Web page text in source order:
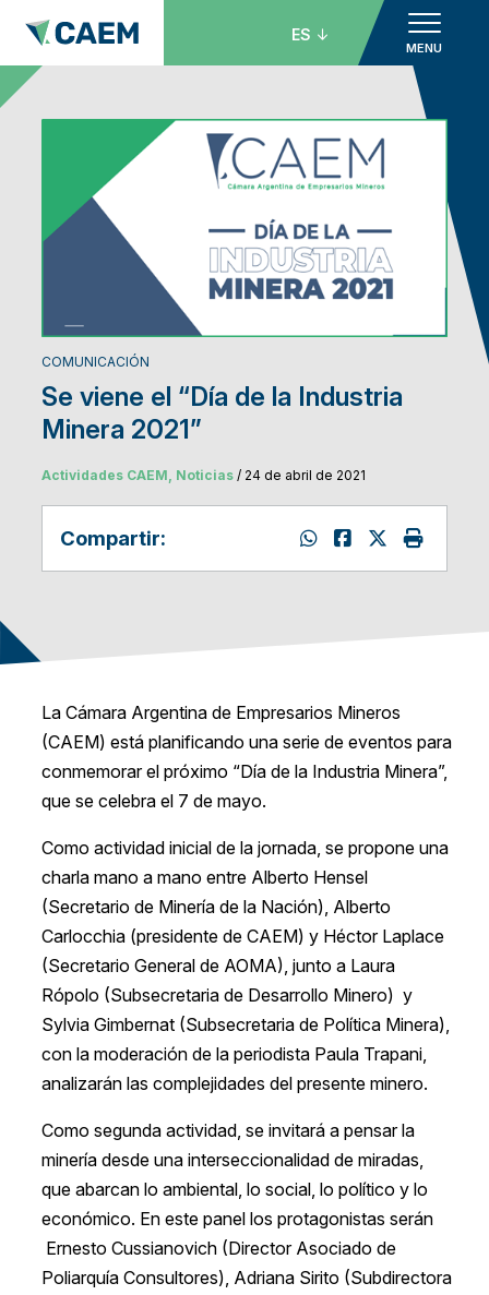
MENU
ES
COMUNICACIÓN
Se viene el “Día de la Industria
Minera 2021”
Actividades CAEM, Noticias/ 24 de abril de 2021
Compartir:
La Cámara Argentina de Empresarios Mineros
(CAEM) está planificando una serie de eventos para
conmemorar el próximo “Día de la Industria Minera”,
que se celebra el 7 de mayo.
Como actividad inicial de la jornada, se propone una
charla mano a mano entre Alberto Hensel
(Secretario de Minería de la Nación), Alberto
Carlocchia (presidente de CAEM) y Héctor Laplace
(Secretario General de AOMA), junto a Laura
Rópolo (Subsecretaria de Desarrollo Minero) y
Sylvia Gimbernat (Subsecretaria de Política Minera),
con la moderación de la periodista Paula Trapani,
analizarán las complejidades del presente minero.
Como segunda actividad, se invitará a pensar la
minería desde una interseccionalidad de miradas,
que abarcan lo ambiental, lo social, lo político y lo
económico. En este panel los protagonistas serán
Ernesto Cussianovich (Director Asociado de
Poliarquía Consultores), Adriana Sirito (Subdirectora